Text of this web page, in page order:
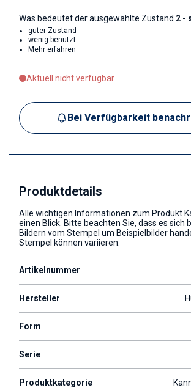
Was bedeutet der ausgewählte Zustand 2 -
guter Zustand
wenig benutzt
Mehr erfahren
Aktuell nicht verfügbar
Bei Verfügbarkeit
Produktdetails
Alle wichtigen Informationen zum Produkt
einen Blick. Bitte beachten Sie, dass es sich
Bildern vom Stempel um Beispielbilder
Stempel können variieren.
Artikelnummer
Hersteller
Form
Serie
Produktkategorie